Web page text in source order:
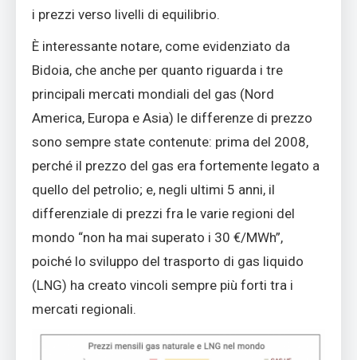
i prezzi verso livelli di equilibrio.
È interessante notare, come evidenziato da
Bidoia, che anche per quanto riguarda i tre
principali mercati mondiali del gas (Nord
America, Europa e Asia) le differenze di prezzo
sono sempre state contenute: prima del 2008,
perché il prezzo del gas era fortemente legato a
quello del petrolio; e, negli ultimi 5 anni, il
differenziale di prezzi fra le varie regioni del
mondo “non ha mai superato i 30 €/MWh”,
poiché lo sviluppo del trasporto di gas liquido
(LNG) ha creato vincoli sempre più forti tra i
mercati regionali.